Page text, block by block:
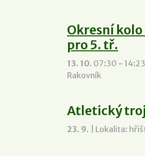
Okresní
pro 5. tř.
13. 10. 07:30 - 14:23
Rakovník
Atletický
23. 9. | Lokalita: